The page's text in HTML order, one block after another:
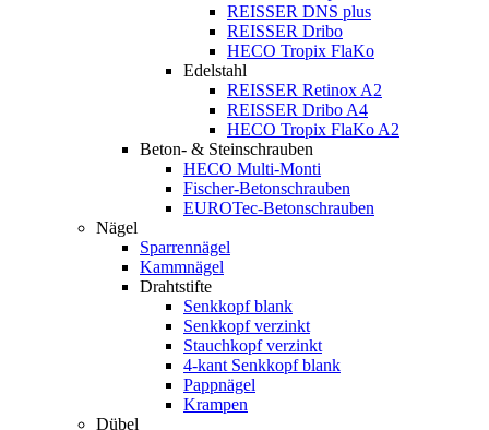
REISSER DNS plus
REISSER Dribo
HECO Tropix FlaKo
Edelstahl
REISSER Retinox A2
REISSER Dribo A4
HECO Tropix FlaKo A2
Beton- & Steinschrauben
HECO Multi-Monti
Fischer-Betonschrauben
EUROTec-Betonschrauben
Nägel
Sparrennägel
Kammnägel
Drahtstifte
Senkkopf blank
Senkkopf verzinkt
Stauchkopf verzinkt
4-kant Senkkopf blank
Pappnägel
Krampen
Dübel